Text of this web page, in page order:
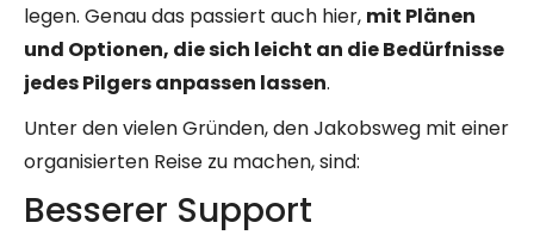
legen. Genau das passiert auch hier, mit Plänen
und Optionen, die sich leicht an die Bedürfnisse
jedes Pilgers anpassen lassen.
Unter den vielen Gründen, den Jakobsweg mit einer
organisierten Reise zu machen, sind:
Besserer Support